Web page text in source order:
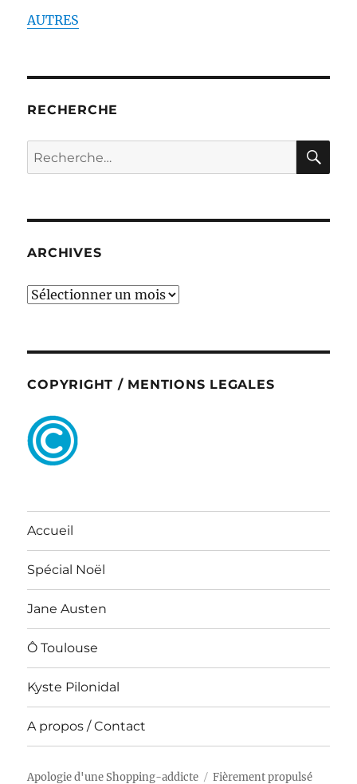
AUTRES
RECHERCHE
Recherche
pour :
ARCHIVES
ARCHIVES
COPYRIGHT / MENTIONS LEGALES
Accueil
Spécial Noël
Jane Austen
Ô Toulouse
Kyste Pilonidal
A propos / Contact
Apologie d'une Shopping-addicte Fièrement propulsé